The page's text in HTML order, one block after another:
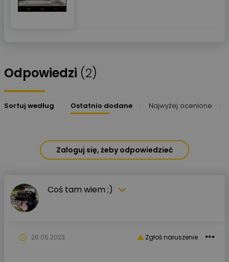
Odpowiedzi (2)
Sortuj według Ostatnio dodane Najwyżej ocenione
Zaloguj się, żeby odpowiedzieć
Coś tam wiem ;)
Zgłoś naruszenie
26.05.2023